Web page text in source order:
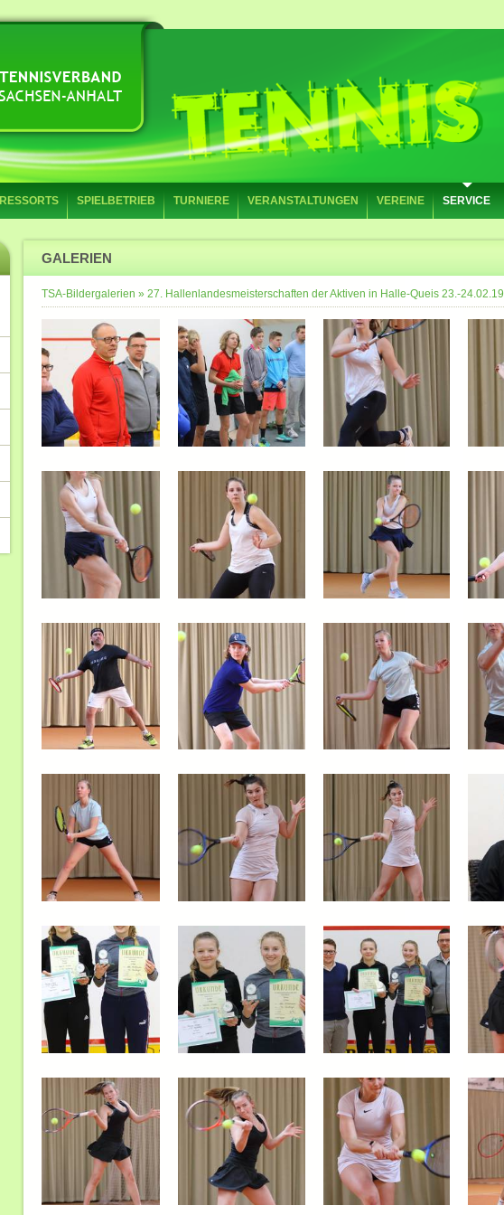
RESSORTS SPIELBETRIEB TURNIERE VERANSTALTUNGEN VEREINE SERVICE
GALERIEN
TSA-Bildergalerien » 27. Hallenlandesmeisterschaften der Aktiven in Halle-Queis 23.-24.02.19